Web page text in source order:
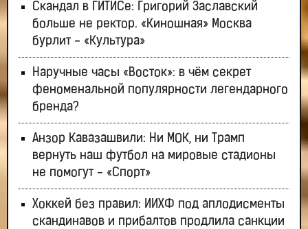
Скандал в ГИТИСе: Григорий Заславский
больше не ректор. «Киношная» Москва
бурлит - «Культура»
Наручные часы «Восток»: в чём секрет
феноменальной популярности легендарного
бренда?
Анзор Кавазашвили: Ни МОК, ни Трамп
вернуть наш футбол на мировые стадионы
не помогут - «Спорт»
Хоккей без правил: ИИХФ под аплодисменты
скандинавов и прибалтов продлила санкции